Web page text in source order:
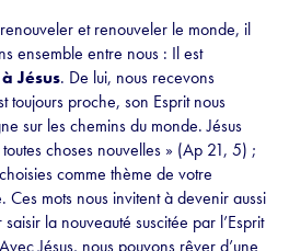
et renouveler le monde, il
ensemble entre nous : Il est
Jésus. De lui, nous recevons
toujours proche, son Esprit nous
sur les chemins du monde. Jésus
choses nouvelles » (Ap 21, 5) ;
comme thème de votre
Ces mots nous invitent à devenir aussi
la nouveauté suscitée par l’Esprit
Jésus, nous pouvons rêver d’une